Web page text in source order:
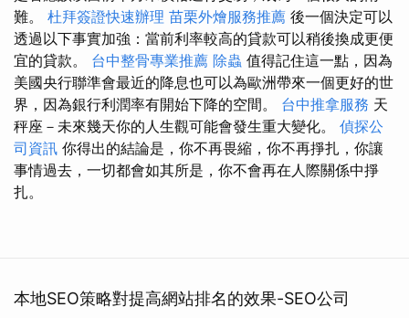
難。 杜拜簽證快速辦理 苗栗外燴服務推薦 後一個決定可以
透過以下事實加強：當前利率較高的貸款可以稍後換成更便
宜的貸款。 台中整骨專業推薦 除蟲 值得記住這一點，因為
美國央行聯準會最近的降息也可以為歐洲帶來一個更好的世
界，因為銀行利潤率有開始下降的空間。 台中推拿服務 天
秤座－未來幾天你的人生觀可能會發生重大變化。 偵探公
司資訊 你得出的結論是，你不再畏縮，你不再掙扎，你讓
事情過去，一切都會如其所是，你不會再在人際關係中掙
扎。
本地SEO策略對提高網站排名的效果-SEO公司